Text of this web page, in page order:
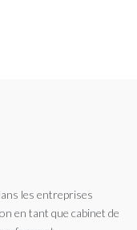
les entreprises
en tant que cabinet de